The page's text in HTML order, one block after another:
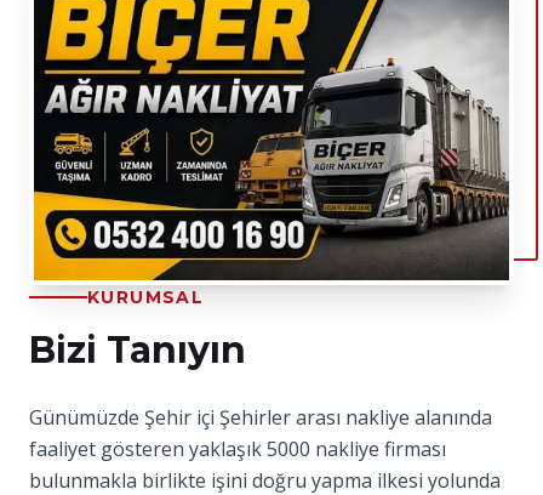
KURUMSAL
Bizi Tanıyın
Günümüzde Şehir içi Şehirler arası nakliye alanında
faaliyet gösteren yaklaşık 5000 nakliye firması
bulunmakla birlikte işini doğru yapma ilkesi yolunda